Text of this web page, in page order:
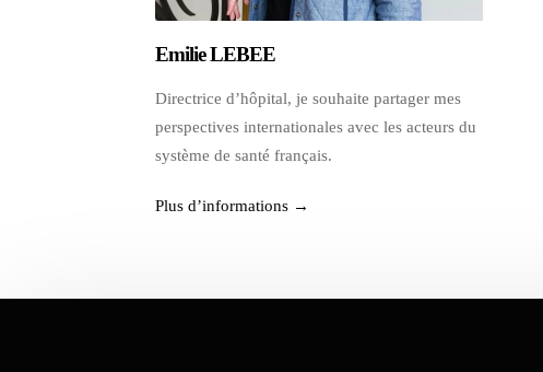
Emilie LEBEE
Directrice d’hôpital, je souhaite partager mes
perspectives internationales avec les acteurs du
système de santé français.
Plus d’informations →